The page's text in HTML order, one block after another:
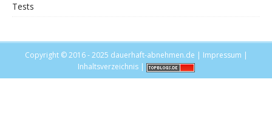
Tests
Copyright © 2016 - 2025 dauerhaft-abnehmen.de | Impressum |
Inhaltsverzeichnis|